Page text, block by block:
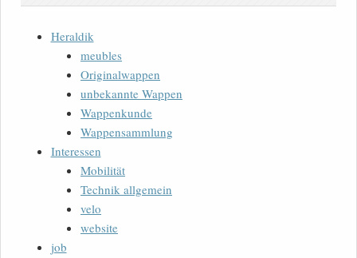
Heraldik
meubles
Originalwappen
unbekannte Wappen
Wappenkunde
Wappensammlung
Interessen
Mobilität
Technik allgemein
velo
website
job